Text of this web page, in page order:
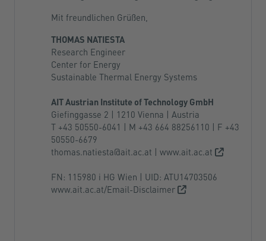
Mit freundlichen Grüßen,
THOMAS NATIESTA
Research Engineer
Center for Energy
Sustainable Thermal Energy Systems
AIT Austrian Institute of Technology GmbH
Giefinggasse 2 | 1210 Vienna | Austria
T +43 50550-6041 | M +43 664 88256110 | F +43
50550-6679
thomas.natiesta@ait.ac.at | www.ait.ac.at
FN: 115980 i HG Wien | UID: ATU14703506
www.ait.ac.at/Email-Disclaimer